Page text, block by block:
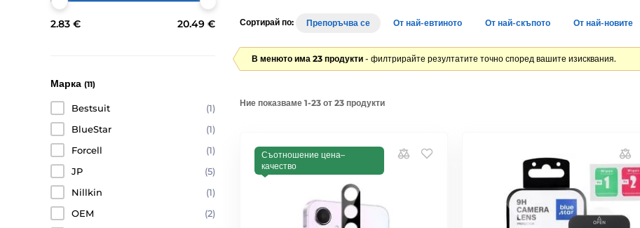
2.83 € 20.49 €
Марка (11)
Bestsuit
(1)
BlueStar
(1)
Forcell
(1)
JP
(5)
Nillkin
(1)
OEM
(2)
Сортирай по: Препоръчва се От най-евтиното От най-скъпото От най-новите
В менюто има 23 продукти - филтрирайте резултатите точно според вашите изисквания.
Ние показваме 1-23 от 23 продукти
Съотношение цена–
качество